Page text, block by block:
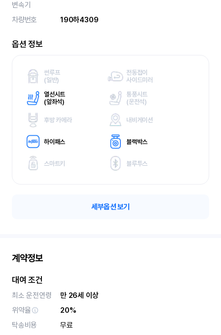
변속기
차량번호
190하4309
옵션 정보
썬루프
(일반)
전동접이
사이드미러
열선시트
(앞좌석)
통풍시트
(운전석)
후방 카메라 내비게이션
하이패스 블랙박스
스마트키 블루투스
세부옵션 보기
계약정보
대여 조건
최소 운전연령
만 26세 이상
위약율
20%
탁송비용
무료